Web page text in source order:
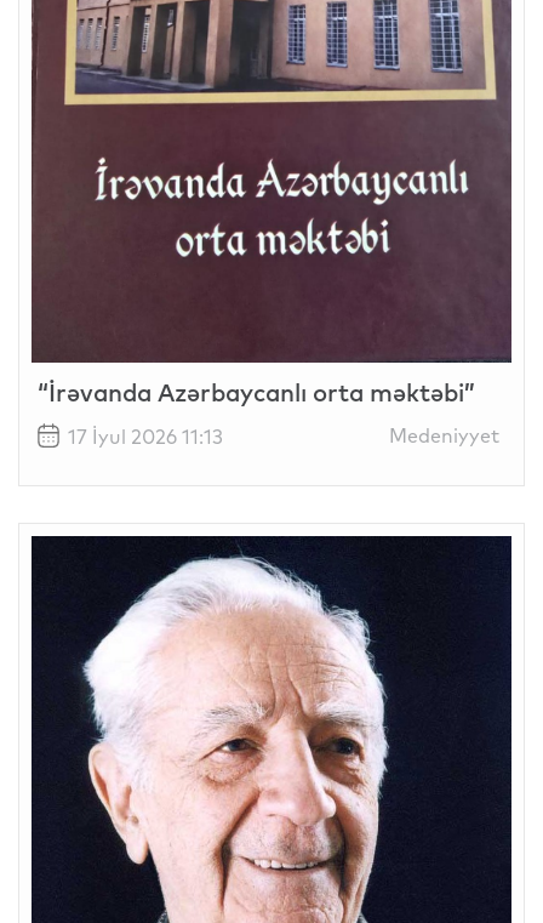
“İrəvanda Azərbaycanlı orta məktəbi”
17 İyul 2026 11:13 Medeniyyet